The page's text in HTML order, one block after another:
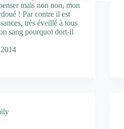
mais non non, mon
! Par contre il est
très éveillé à tous
sang pourquoi dort-il